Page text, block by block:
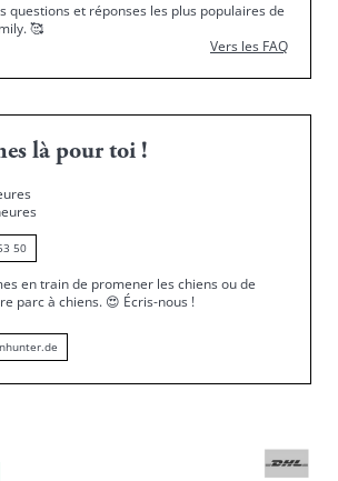
questions et réponses les plus populaires de
🥰
Vers les FAQ
là pour toi !
50
en train de promener les chiens ou de
parc à chiens. 😍 Écris-nous !